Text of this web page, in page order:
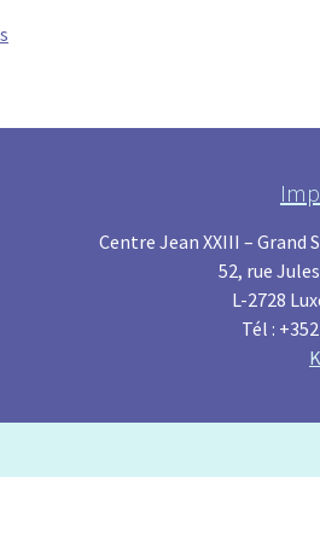
Centre Jean XXIII – Grand
52, rue
L-2728
Tél :